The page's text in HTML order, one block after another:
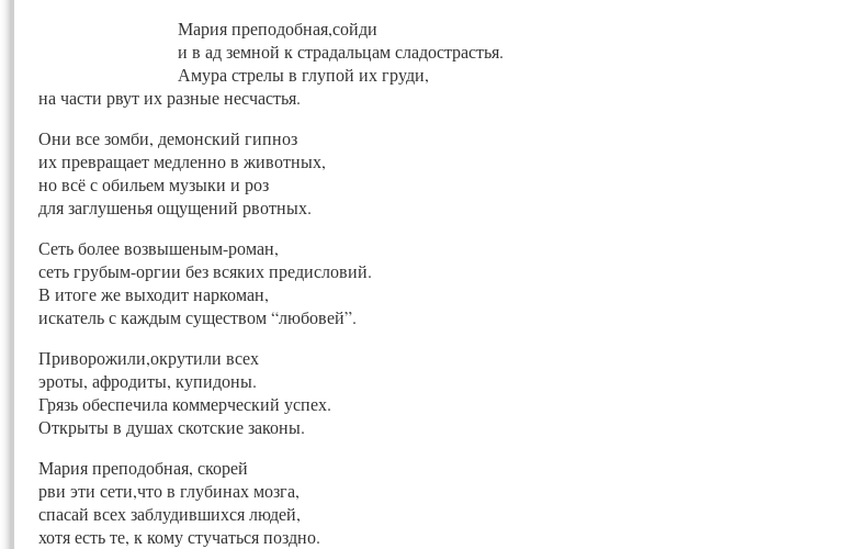
Мария преподобная,сойди
и в ад земной к страдальцам сладострастья.
Амура стрелы в глупой их груди,
на части рвут их разные несчастья.
Они все зомби, демонский гипноз
их превращает медленно в животных,
но всё с обильем музыки и роз
для заглушенья ощущений рвотных.
Сеть более возвышеным-роман,
сеть грубым-оргии без всяких предисловий.
В итоге же выходит наркоман,
искатель с каждым существом “любовей”.
Приворожили,окрутили всех
эроты, афродиты, купидоны.
Грязь обеспечила коммерческий успех.
Открыты в душах скотские законы.
Мария преподобная, скорей
рви эти сети,что в глубинах мозга,
спасай всех заблудившихся людей,
хотя есть те, к кому стучаться поздно.